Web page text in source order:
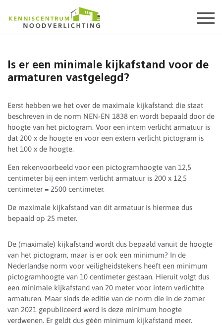
content
Is er een minimale kijkafstand voor de
armaturen vastgelegd?
Eerst hebben we het over de maximale kijkafstand: die staat
beschreven in de norm NEN-EN 1838 en wordt bepaald door de
hoogte van het pictogram. Voor een intern verlicht armatuur is
dat 200 x de hoogte en voor een extern verlicht pictogram is
het 100 x de hoogte.
Een rekenvoorbeeld voor een pictogramhoogte van 12,5
centimeter bij een intern verlicht armatuur is 200 x 12,5
centimeter = 2500 centimeter.
De maximale kijkafstand van dit armatuur is hiermee dus
bepaald op 25 meter.
De (maximale) kijkafstand wordt dus bepaald vanuit de hoogte
van het pictogram, maar is er ook een minimum? In de
Nederlandse norm voor veiligheidstekens heeft een minimum
pictogramhoogte van 10 centimeter gestaan. Hieruit volgt dus
een minimale kijkafstand van 20 meter voor intern verlichtte
armaturen. Maar sinds de editie van de norm die in de zomer
van 2021 gepubliceerd werd is deze minimum hoogte
verdwenen. Er geldt dus géén minimum kijkafstand meer.